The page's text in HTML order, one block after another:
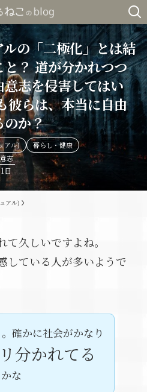
の「二極化」とは結
？ 道が分かれつつ
志を侵害してはい
彼らは、本当に自由
のか？
アル)
暮らし・健康
志
日
アル)
久しいですよね。
している人が多いようで
確かに社会がかなり
分かれてる
な